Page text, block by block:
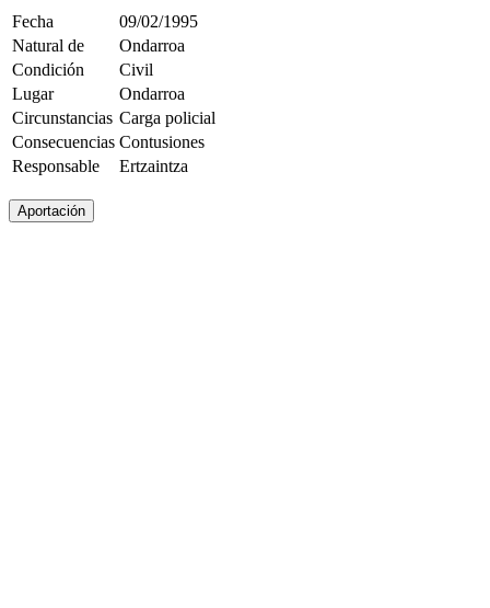
Fecha
09/02/1995
Natural de
Ondarroa
Condición
Civil
Lugar
Ondarroa
Circunstancias Carga policial
Consecuencias Contusiones
Responsable
Ertzaintza